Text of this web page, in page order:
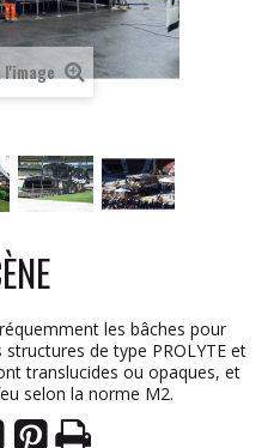
les bâches pour
de type PROLYTE et
translucides ou opaques, et
selon la norme M2.